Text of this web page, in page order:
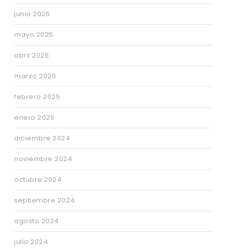
junio 2025
mayo 2025
abril 2025
marzo 2025
febrero 2025
enero 2025
diciembre 2024
noviembre 2024
octubre 2024
septiembre 2024
agosto 2024
julio 2024